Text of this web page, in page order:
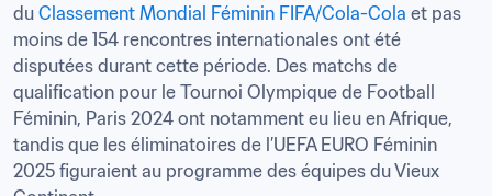
du Classement Mondial Féminin FIFA/Cola-Cola et pas
moins de 154 rencontres internationales ont été
disputées durant cette période. Des matchs de
qualification pour le Tournoi Olympique de Football
Féminin, Paris 2024 ont notamment eu lieu en Afrique,
tandis que les éliminatoires de l’UEFA EURO Féminin
2025 figuraient au programme des équipes du Vieux